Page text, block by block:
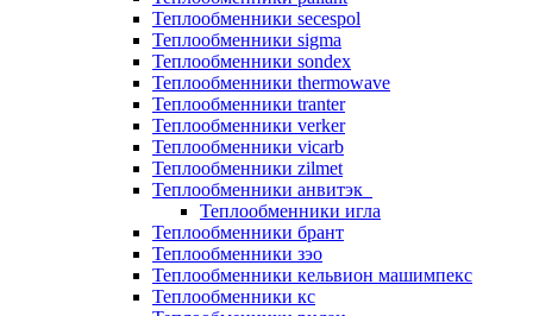
Теплообменники secespol
Теплообменники sigma
Теплообменники sondex
Теплообменники thermowave
Теплообменники tranter
Теплообменники verker
Теплообменники vicarb
Теплообменники zilmet
Теплообменники анвитэк
Теплообменники игла
Теплообменники брант
Теплообменники зэо
Теплообменники кельвион машимпекс
Теплообменники кс